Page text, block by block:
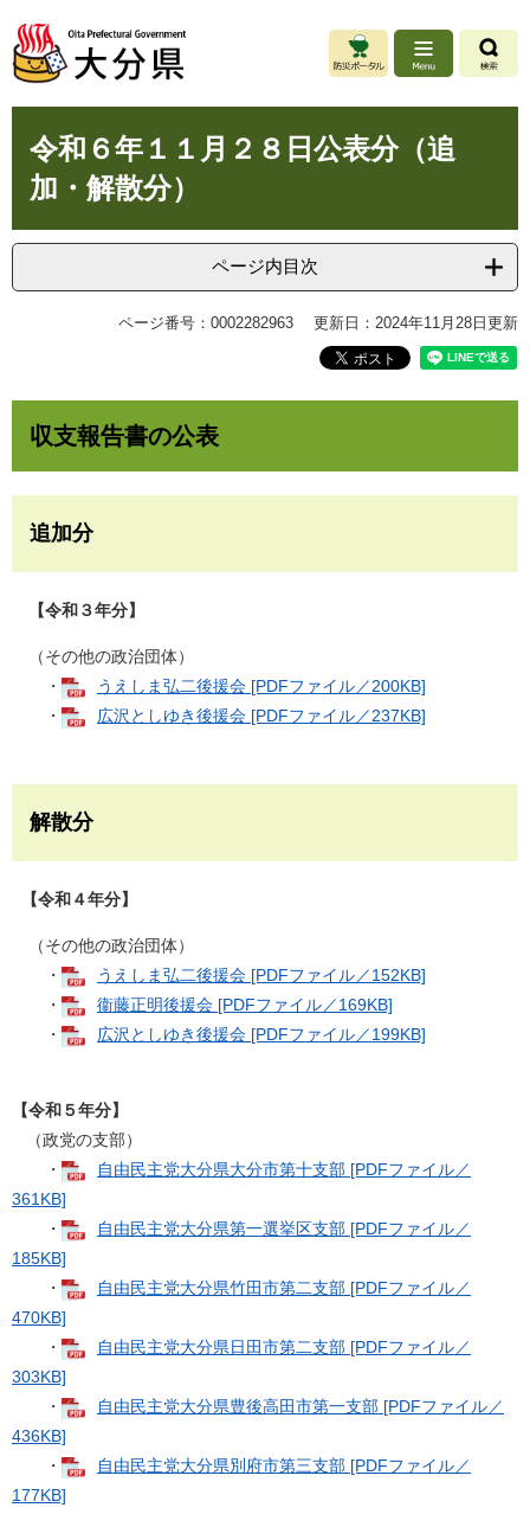
ジ
先
ュ
を
本
へ
令和６年１１月２８日公表分（追
加・解散分）
ページ内目次
ページ番号：0002282963 更新日：2024年11月28日更新
収支報告書の公表
追加分
【令和３年分】
（その他の政治団体）
・
うえしま弘二後援会 [PDFファイル／200KB]
・
広沢としゆき後援会 [PDFファイル／237KB]
解散分
【令和４年分】
（その他の政治団体）
・
うえしま弘二後援会 [PDFファイル／152KB]
・
衞藤正明後援会 [PDFファイル／169KB]
・
広沢としゆき後援会 [PDFファイル／199KB]
【令和５年分】
（政党の支部）
・
自由民主党大分県大分市第十支部 [PDFファイル／
361KB]
・
自由民主党大分県第一選挙区支部 [PDFファイル／
185KB]
・
自由民主党大分県竹田市第二支部 [PDFファイル／
470KB]
・
自由民主党大分県日田市第二支部 [PDFファイル／
303KB]
・
自由民主党大分県豊後高田市第一支部 [PDFファイル／
436KB]
・
自由民主党大分県別府市第三支部 [PDFファイル／
177KB]